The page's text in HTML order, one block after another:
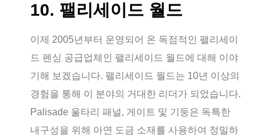
10. 팰리세이드 월드
이제 2005년부터 운영되어 온 독점적인 팰리세이
드 펜싱 공급업체인 팰리세이드 월드에 대해 이야
기해 보겠습니다. 팰리세이드 월드는 10년 이상의
경험을 통해 이 분야의 거대한 리더가 되었습니다.
Palisade 울타리 패널, 게이트 및 기둥은 독특한
내구성을 위해 아연 도금 소재를 사용하여 정밀하